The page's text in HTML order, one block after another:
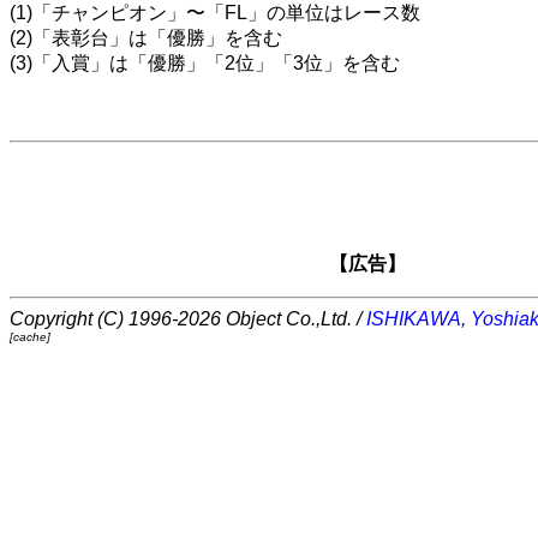
(1)「チャンピオン」〜「FL」の単位はレース数
(2)「表彰台」は「優勝」を含む
(3)「入賞」は「優勝」「2位」「3位」を含む
【広告】
Copyright (C) 1996-2026 Object Co.,Ltd. /ISHIKAWA,
[cache]